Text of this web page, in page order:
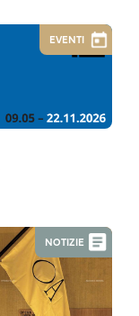
EVENTI
NOTIZIE